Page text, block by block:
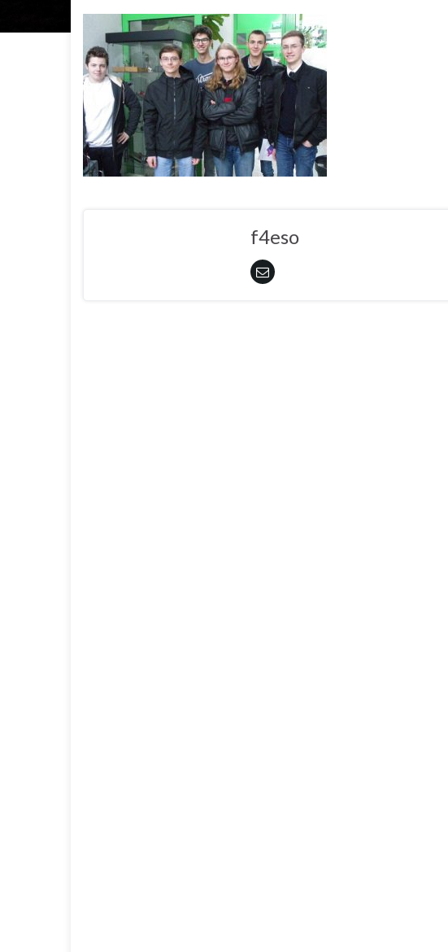
f4eso